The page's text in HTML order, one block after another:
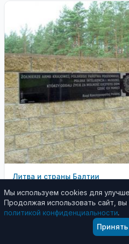
Литва и страны Балтии
В Литве - новый акт
памяти об уничтоженных
В мемориале в Панеряе, на
Мы используем cookies для
Продолжая использовать сайт,
политикой конфиденциальности.
Принять